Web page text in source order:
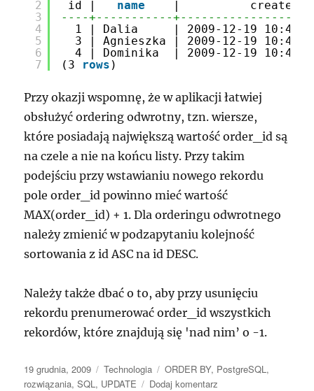
2
3
4
5
6
7
id | name
|          created
----+-----------
1 | Dalia     | 2009-12-19
3 | Agnieszka | 2009-12-19
4 | Dominika  | 2009-12-19
(3 rows )
Przy okazji wspomnę, że w aplikacji łatwiej
obsłużyć ordering odwrotny, tzn. wiersze,
które posiadają największą wartość order_id są
na czele a nie na końcu listy. Przy takim
podejściu przy wstawianiu nowego rekordu
pole order_id powinno mieć wartość
MAX(order_id) + 1. Dla orderingu odwrotnego
należy zmienić w podzapytaniu kolejność
sortowania z id ASC na id DESC.
Należy także dbać o to, aby przy usunięciu
rekordu prenumerować order_id wszystkich
rekordów, które znajdują się 'nad nim’ o -1.
Data
publikacji
19 grudnia, 2009 Kategorie
Technologia Tagi
ORDER BY, PostgreSQL,
rozwiązania,SQL, UPDATE Dodaj komentarz